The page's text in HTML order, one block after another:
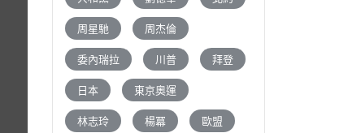
周星馳 周杰倫
委內瑞拉 川普 拜登
日本 東京奧運
林志玲 楊冪 歐盟